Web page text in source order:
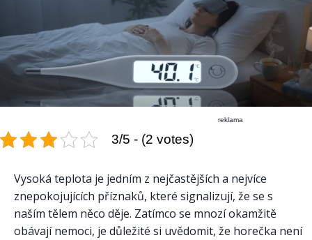
reklama
3/5 - (2 votes)
Vysoká teplota je jedním z nejčastějších a nejvíce
znepokojujících příznaků, které signalizují, že se s
naším tělem něco děje. Zatímco se mnozí okamžitě
obávají nemoci, je důležité si uvědomit, že horečka není